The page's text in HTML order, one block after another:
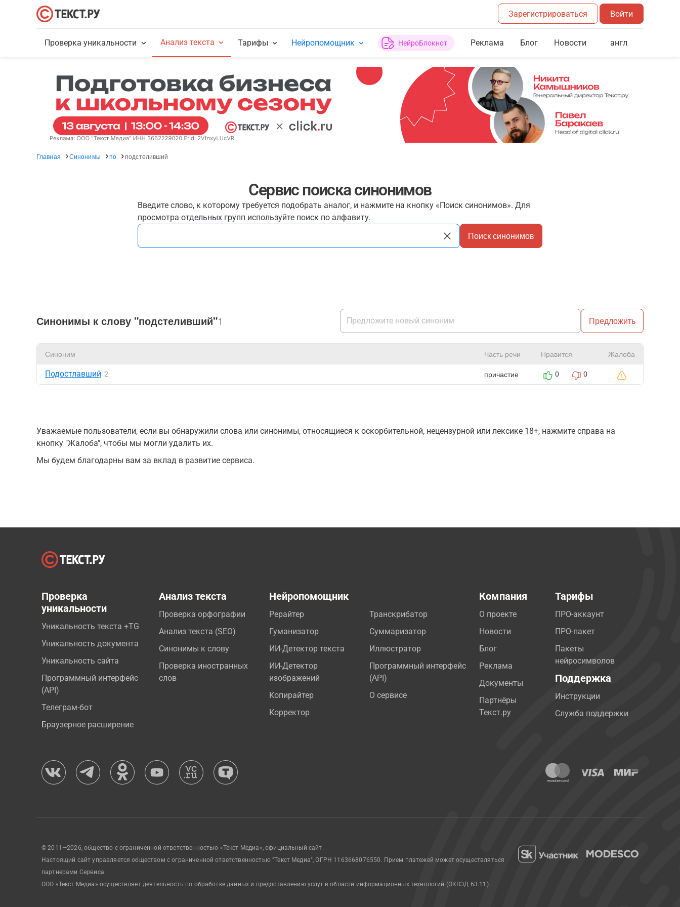
Зарегистрироваться Войти
Проверка уникальности Анализ текста Тарифы Нейропомощник НейроБлокнот Реклама Блог Новости англ
Главная Синонимы по подстеливший
Сервис поиска синонимов
Введите слово, к которому требуется подобрать аналог, и нажмите на кнопку «Поиск синонимов». Для
просмотра отдельных групп используйте поиск по алфавиту.
Поиск синонимов
Синонимы к слову "подстеливший"1 Предложить
Синоним Часть речи Нравится Жалоба
Подостлавший 2 причастие 0 0
Уважаемые пользователи, если вы обнаружили слова или синонимы, относящиеся к оскорбительной, нецензурной или лексике 18+, нажмите справа на
кнопку "Жалоба", чтобы мы могли удалить их.
Мы будем благодарны вам за вклад в развитие сервиса.
Проверка
уникальности
Уникальность текста +TG
Уникальность документа
Уникальность сайта
Программный интерфейс
(API)
Телеграм-бот
Браузерное расширение
Анализ текста
Проверка орфографии
Анализ текста (SEO)
Синонимы к слову
Проверка иностранных
слов
Нейропомощник
Рерайтер
Гуманизатор
ИИ-Детектор текста
ИИ-Детектор
изображений
Копирайтер
Корректор
Транскрибатор
Суммаризатор
Иллюстратор
Программный интерфейс
(API)
О сервисе
Компания
О проекте
Новости
Блог
Реклама
Документы
Партнёры
Текст.ру
Тарифы
ПРО-аккаунт
ПРО-пакет
Пакеты
нейросимволов
Поддержка
Инструкции
Служба поддержки
© 2011—2026, общество с ограниченной ответственностью «Текст Медиа», официальный сайт.
Настоящий сайт управляется обществом с ограниченной ответственностью "Текст Медиа", ОГРН 1163668076550. Прием платежей может осуществляться
партнерами Сервиса.
ООО «Текст Медиа» осуществляет деятельность по обработке данных и предоставлению услуг в области информационных технологий (ОКВЭД 63.11)